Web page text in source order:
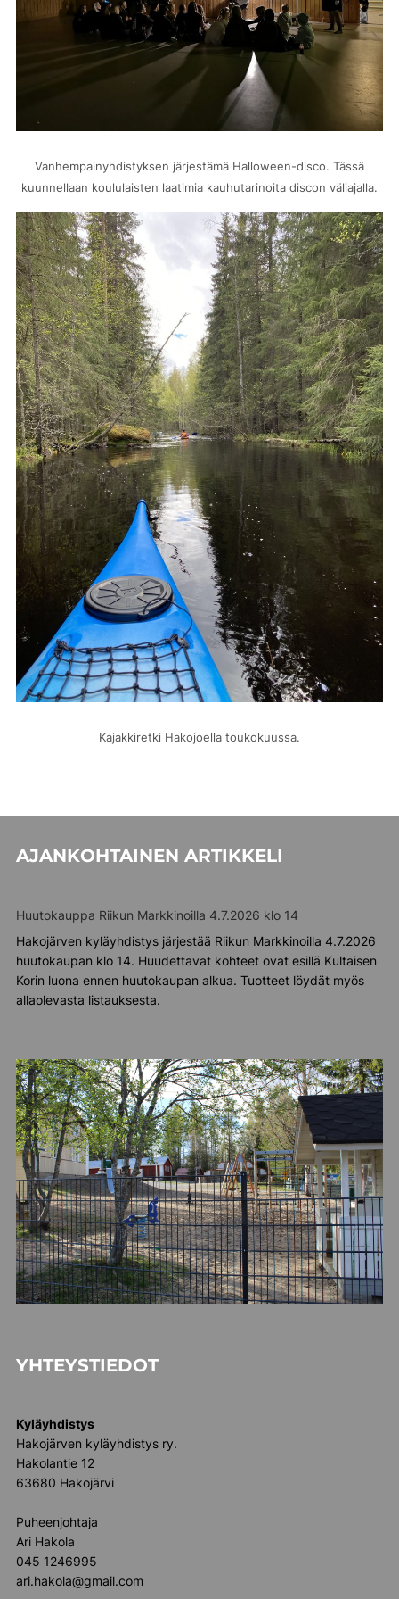
Vanhempainyhdistyksen järjestämä Halloween-disco. Tässä
kuunnellaan koululaisten laatimia kauhutarinoita discon väliajalla.
Kajakkiretki Hakojoella toukokuussa.
AJANKOHTAINEN ARTIKKELI
Huutokauppa Riikun Markkinoilla 4.7.2026 klo 14
Hakojärven kyläyhdistys järjestää Riikun Markkinoilla 4.7.2026
huutokaupan klo 14. Huudettavat kohteet ovat esillä Kultaisen
Korin luona ennen huutokaupan alkua. Tuotteet löydät myös
allaolevasta listauksesta.
YHTEYSTIEDOT
Kyläyhdistys
Hakojärven kyläyhdistys ry.
Hakolantie 12
63680 Hakojärvi
Puheenjohtaja
Ari Hakola
045 1246995
ari.hakola@gmail.com